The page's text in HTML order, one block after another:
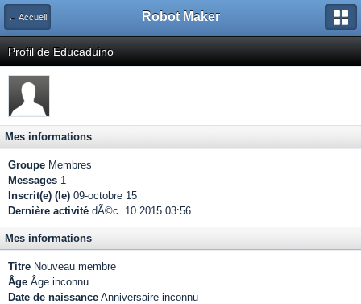
← Accueil Robot Maker
Profil de Educaduino
Mes informations
Groupe Membres
Messages 1
Inscrit(e) (le) 09-octobre 15
Dernière activité dÃ©c. 10 2015 03:56
Mes informations
Titre Nouveau membre
Âge Âge inconnu
Date de naissance Anniversaire inconnu